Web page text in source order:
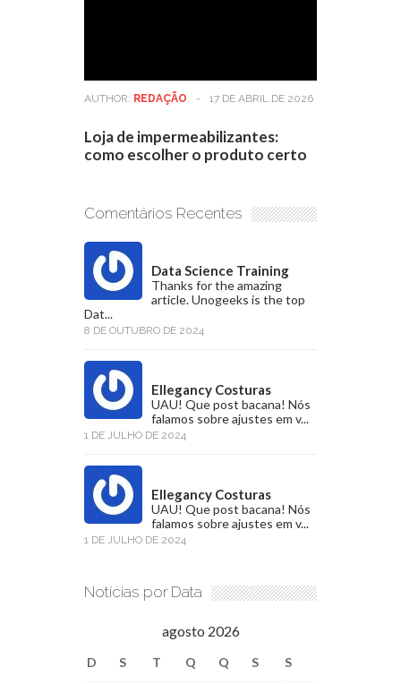
AUTHOR: REDAÇÃO - 17 DE ABRIL DE 2026
Loja de impermeabilizantes:
como escolher o produto certo
Comentários Recentes
Data Science Training
Thanks for the amazing
article. Unogeeks is the top
Dat...
8 DE OUTUBRO DE 2024
Ellegancy Costuras
UAU! Que post bacana! Nós
falamos sobre ajustes em v...
1 DE JULHO DE 2024
Ellegancy Costuras
UAU! Que post bacana! Nós
falamos sobre ajustes em v...
1 DE JULHO DE 2024
Notícias por Data
agosto 2026
D S T Q Q S S